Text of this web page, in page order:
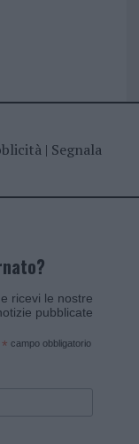
| Segnala
ricevi le nostre
pubblicate
* campo obbligatorio